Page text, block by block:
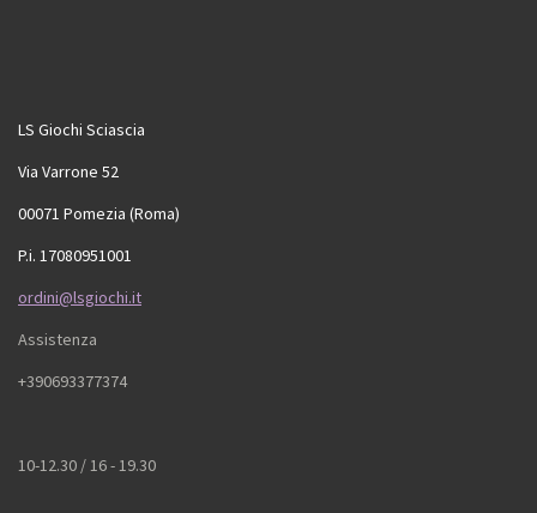
LS Giochi Sciascia
Via Varrone 52
00071 Pomezia (Roma)
P.i. 17080951001
ordini@lsgiochi.it
Assistenza
+390693377374
10-12.30 / 16 - 19.30